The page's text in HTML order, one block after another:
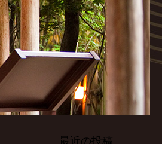
最近の投稿